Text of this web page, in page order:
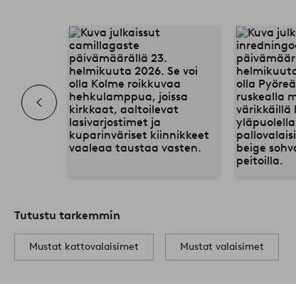
Tutustu tarkemmin
Mustat kattovalaisimet Mustat valaisimet